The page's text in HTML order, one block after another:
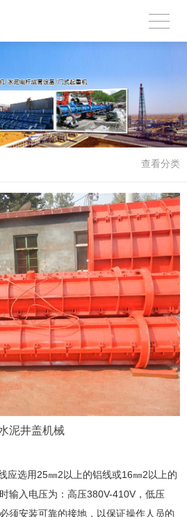
查看分类
泥井盖机械
应选用25㎜2以上的铝线或16㎜2以上的
输入电压为：高压380V-410V，低压
须安装可靠的接地，以保证操作人员的